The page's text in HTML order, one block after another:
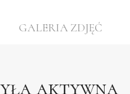
GALERIA ZDJĘĆ
aktywna